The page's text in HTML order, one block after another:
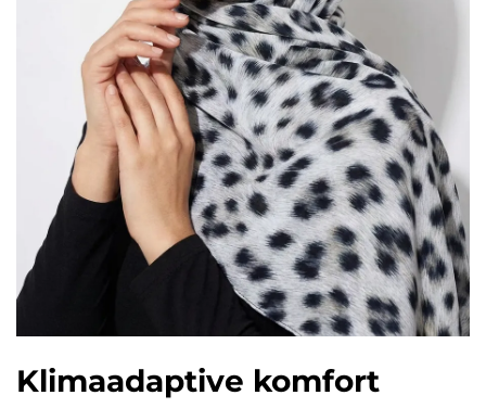
Klimaadaptive komfort